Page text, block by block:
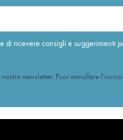
di ricevere consigli e suggerimenti
newsletter. Puoi annullare